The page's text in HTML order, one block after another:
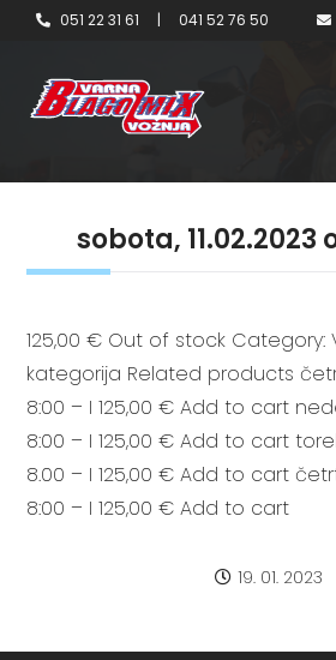
051 22 31 61 | 041 52 76 50
sobota, 11.02.2023
125,00 € Out of stock Category:
kategorija Related products
8:00 – I 125,00 € Add to cart
8:00 – I 125,00 € Add to cart
8.00 – I 125,00 € Add to cart
8:00 – I 125,00 € Add to cart
19. 01. 2023